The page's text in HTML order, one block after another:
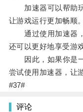
加速器可以帮助玩
让游戏运行更加畅顺。
通过使用加速器，
还可以更好地享受游
因此，如果你是一
尝试使用加速器，让
#37#
评论